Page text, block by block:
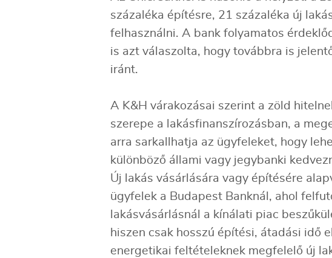
százaléka építésre, 21 százaléka új
felhasználni. A bank folyamatos
is azt válaszolta, hogy továbbra is
iránt.
A K&H várakozásai szerint a zöld
szerepe a lakásfinanszírozásban, a
arra sarkallhatja az ügyfeleket, hogy
különböző állami vagy jegybanki
Új lakás vásárlására vagy építésére
ügyfelek a Budapest Banknál, ahol
lakásvásárlásnál a kínálati piac
hiszen csak hosszú építési, átadási idő
energetikai feltételeknek megfelelő új